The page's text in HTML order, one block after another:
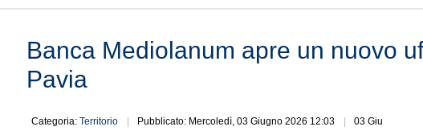
Banca Mediolanum apre un nuovo
Pavia
Categoria: Territorio Pubblicato: Mercoledì, 03 Giugno 2026 12:03 03 Giu